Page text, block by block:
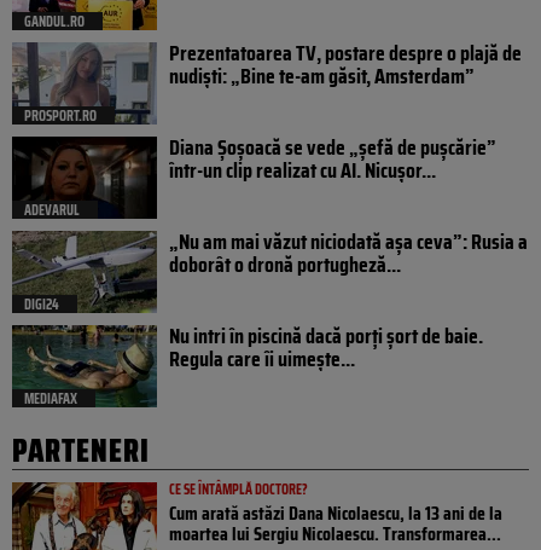
GANDUL.RO
PROSPORT.RO
Prezentatoarea TV, postare despre o plajă de
nudiști: „Bine te-am găsit, Amsterdam”
ADEVARUL
Diana Șoșoacă se vede „șefă de pușcărie”
într-un clip realizat cu AI. Nicușor...
DIGI24
„Nu am mai văzut niciodată așa ceva”: Rusia a
doborât o dronă portugheză...
MEDIAFAX
Nu intri în piscină dacă porți șort de baie.
Regula care îi uimește...
PARTENERI
CE SE ÎNTÂMPLĂ DOCTORE?
Cum arată astăzi Dana Nicolaescu, la 13 ani de la
moartea lui Sergiu Nicolaescu. Transformarea...